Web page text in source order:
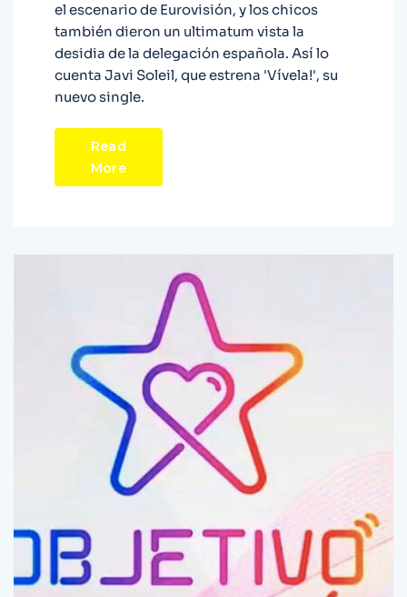
el escenario de Eurovisión, y los chicos
también dieron un ultimatum vista la
desidia de la delegación española. Así lo
cuenta Javi Soleil, que estrena 'Vívela!', su
nuevo single.
Read
More